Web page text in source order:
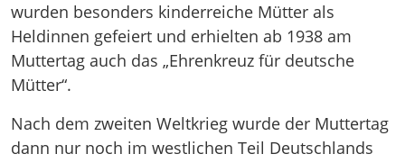
wurden besonders kinderreiche Mütter als
Heldinnen gefeiert und erhielten ab 1938 am
Muttertag auch das „Ehrenkreuz für deutsche
Mütter“.
Nach dem zweiten Weltkrieg wurde der Muttertag
dann nur noch im westlichen Teil Deutschlands